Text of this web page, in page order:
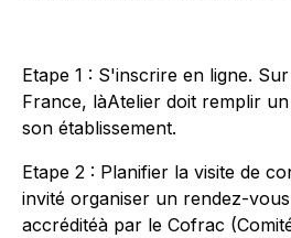
Etape 1 : S'inscrire en ligne.
France, làAtelier doit remplir
son établissement.
Etape 2 : Planifier la visite de
invité organiser un rendez-
accréditéà par le Cofrac